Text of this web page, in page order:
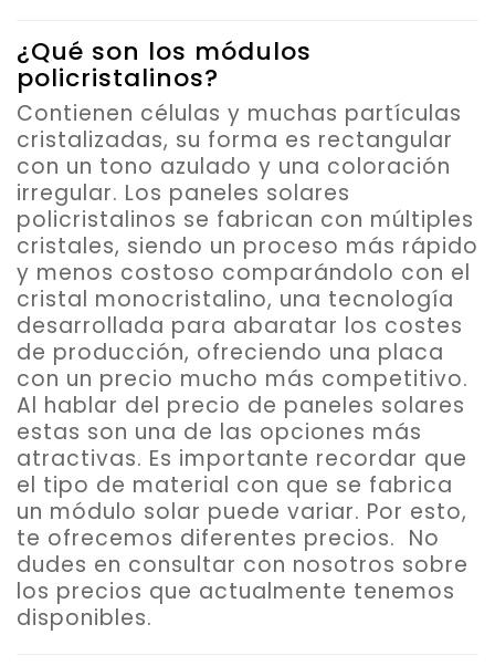
¿Qué son los módulos
policristalinos?
Contienen células y muchas partículas
cristalizadas, su forma es rectangular
con un tono azulado y una coloración
irregular. Los paneles solares
policristalinos se fabrican con múltiples
cristales, siendo un proceso más rápido
y menos costoso comparándolo con el
cristal monocristalino, una tecnología
desarrollada para abaratar los costes
de producción, ofreciendo una placa
con un precio mucho más competitivo.
Al hablar del precio de paneles solares
estas son una de las opciones más
atractivas. Es importante recordar que
el tipo de material con que se fabrica
un módulo solar puede variar. Por esto,
te ofrecemos diferentes precios. No
dudes en consultar con nosotros sobre
los precios que actualmente tenemos
disponibles.